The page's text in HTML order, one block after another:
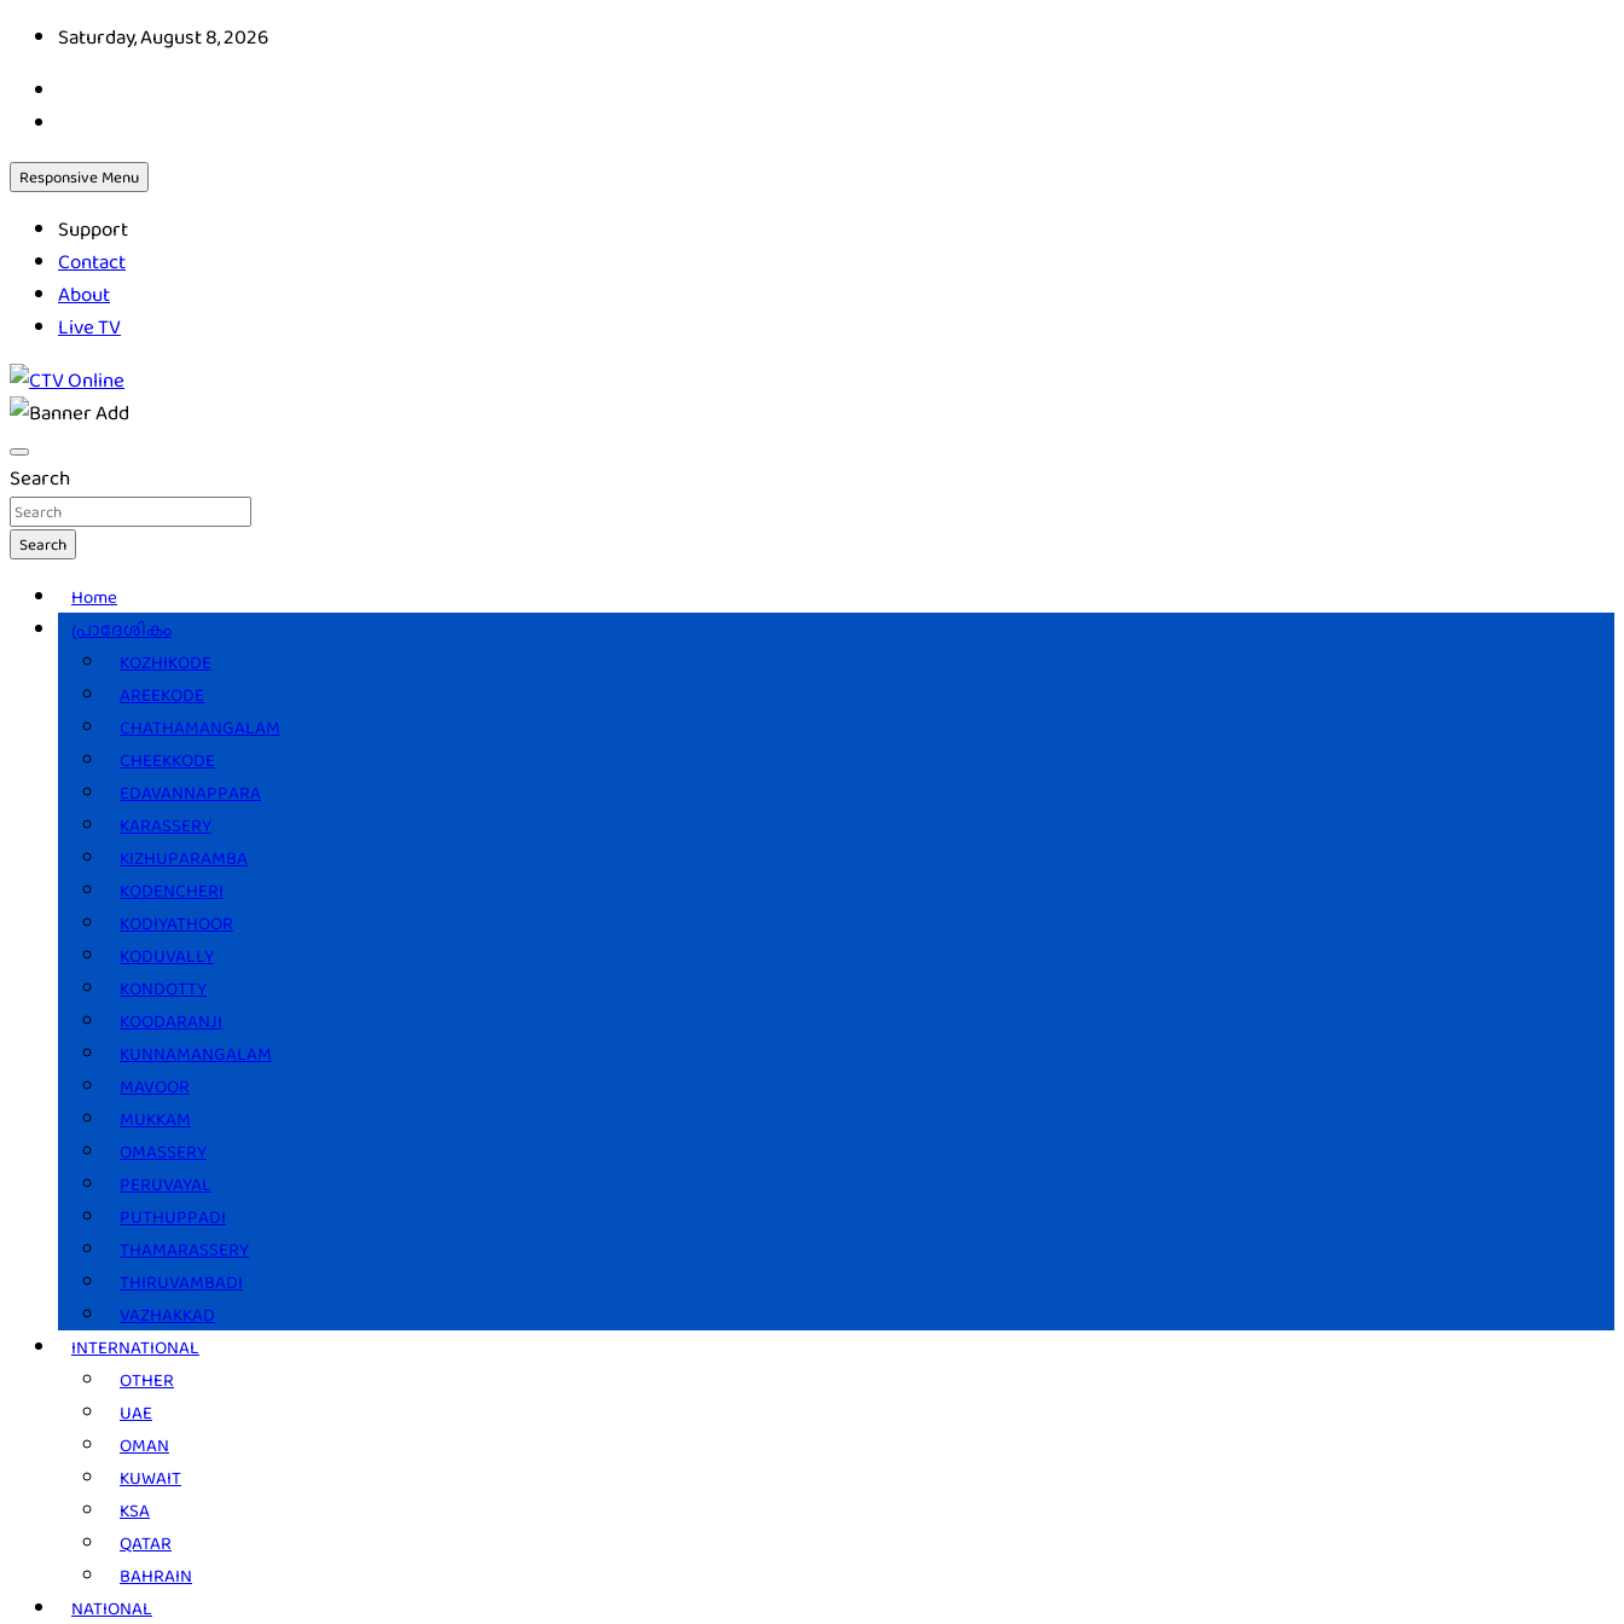
Skip
content
Saturday, August 8, 2026
Responsive Menu
Support
Contact
About
Live TV
CTV Online
Search
Search
Home
പ്രാദേശികം
KOZHIKODE
AREEKODE
CHATHAMANGALAM
CHEEKKODE
EDAVANNAPPARA
KARASSERY
KIZHUPARAMBA
KODENCHERI
KODIYATHOOR
KODUVALLY
KONDOTTY
KOODARANJI
KUNNAMANGALAM
MAVOOR
MUKKAM
OMASSERY
PERUVAYAL
PUTHUPPADI
THAMARASSERY
THIRUVAMBADI
VAZHAKKAD
INTERNATIONAL
OTHER
UAE
OMAN
KUWAIT
KSA
QATAR
BAHRAIN
NATIONAL